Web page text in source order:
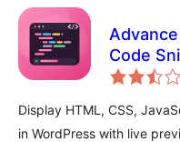
Code
Display HTML, CSS,
in WordPress with live